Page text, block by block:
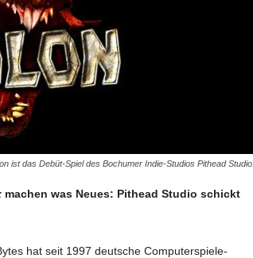
ist das Debüt-Spiel des Bochumer Indie-Studios Pithead Studio.
machen was Neues: Pithead Studio schickt
hat seit 1997 deutsche Computerspiele-